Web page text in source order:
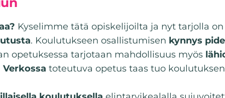
Kyselimme tätä opiskelijoilta ja nyt tarjolla
. Koulutukseen osallistumisen kynnys
opetuksessa tarjotaan mahdollisuus myös
Verkossa toteutuva opetus taas tuo